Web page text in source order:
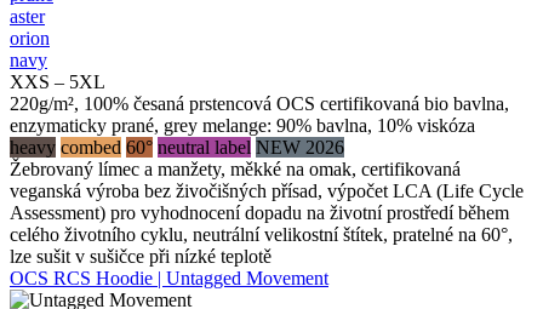
aster
orion
navy
XXS – 5XL
220g/m², 100% česaná prstencová OCS certifikovaná bio bavlna,
enzymaticky prané, grey melange: 90% bavlna, 10% viskóza
heavy combed 60° neutral label NEW 2026
Žebrovaný límec a manžety, měkké na omak, certifikovaná
veganská výroba bez živočišných přísad, výpočet LCA (Life Cycle
Assessment) pro vyhodnocení dopadu na životní prostředí během
celého životního cyklu, neutrální velikostní štítek, pratelné na 60°,
lze sušit v sušičce při nízké teplotě
OCS RCS Hoodie | Untagged Movement